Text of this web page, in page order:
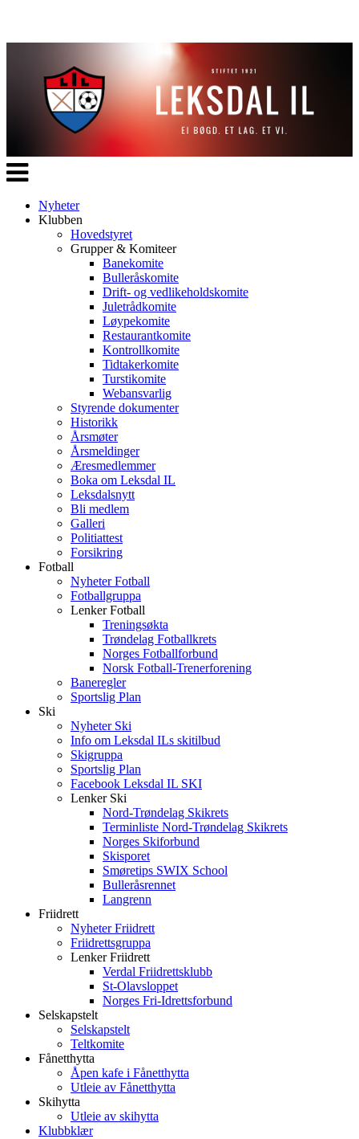
Veksle
navigasjon
Nyheter
Klubben
Hovedstyret
Grupper & Komiteer
Banekomite
Bulleråskomite
Drift- og vedlikeholdskomite
Juletrådkomite
Løypekomite
Restaurantkomite
Kontrollkomite
Tidtakerkomite
Turstikomite
Webansvarlig
Styrende dokumenter
Historikk
Årsmøter
Årsmeldinger
Æresmedlemmer
Boka om Leksdal IL
Leksdalsnytt
Bli medlem
Galleri
Politiattest
Forsikring
Fotball
Nyheter Fotball
Fotballgruppa
Lenker Fotball
Treningsøkta
Trøndelag Fotballkrets
Norges Fotballforbund
Norsk Fotball-Trenerforening
Baneregler
Sportslig Plan
Ski
Nyheter Ski
Info om Leksdal ILs skitilbud
Skigruppa
Sportslig Plan
Facebook Leksdal IL SKI
Lenker Ski
Nord-Trøndelag Skikrets
Terminliste Nord-Trøndelag Skikrets
Norges Skiforbund
Skisporet
Smøretips SWIX School
Bulleråsrennet
Langrenn
Friidrett
Nyheter Friidrett
Friidrettsgruppa
Lenker Friidrett
Verdal Friidrettsklubb
St-Olavsloppet
Norges Fri-Idrettsforbund
Selskapstelt
Selskapstelt
Teltkomite
Fånetthytta
Åpen kafe i Fånetthytta
Utleie av Fånetthytta
Skihytta
Utleie av skihytta
Klubbklær